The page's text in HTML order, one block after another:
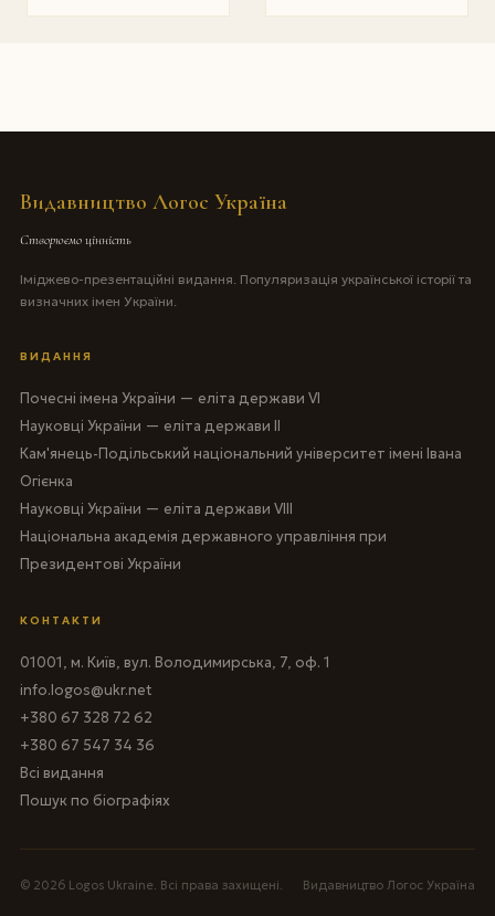
Видавництво Логос Україна
Створюємо цінність
Іміджево-презентаційні видання. Популяризація української історії та
визначних імен України.
ВИДАННЯ
Почесні імена України — еліта держави VI
Науковці України — еліта держави II
Кам'янець-Подільський національний університет імені Івана
Огієнка
Науковці України — еліта держави VIII
Національна академія державного управління при
Президентові України
КОНТАКТИ
01001, м. Київ, вул. Володимирська, 7, оф. 1
info.logos@ukr.net
+380 67 328 72 62
+380 67 547 34 36
Всі видання
Пошук по біографіях
© 2026 Logos Ukraine. Всі права захищені. Видавництво Логос Україна